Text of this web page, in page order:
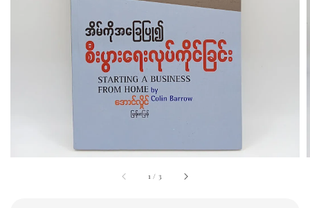
1 / 3